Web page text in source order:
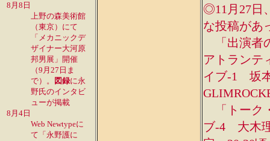
8月8日
上野の森美術館
（東京）にて
「メカニックデ
ザイナー大河原
邦男展」開催
（9月27日ま
で）。
図録に永
野氏のインタビ
ューが掲載
8月4日
Web Newtypeに
て「永野護に
◎11月27日
な投稿があ
「出演者
アトランテ
イブ-1 坂
「トーク
ブ-4 大木